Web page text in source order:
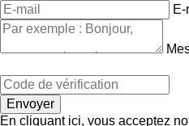
E-
En cliquant ici, vous acceptez